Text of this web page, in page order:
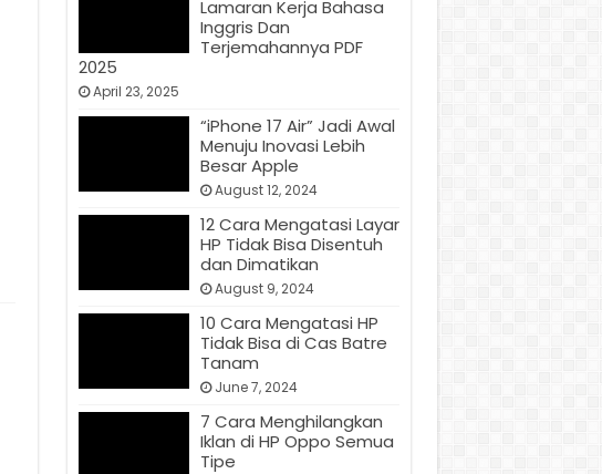
Lamaran Kerja Bahasa
Inggris Dan
Terjemahannya PDF
2025
April 23, 2025
“iPhone 17 Air” Jadi Awal
Menuju Inovasi Lebih
Besar Apple
August 12, 2024
12 Cara Mengatasi Layar
HP Tidak Bisa Disentuh
dan Dimatikan
August 9, 2024
10 Cara Mengatasi HP
Tidak Bisa di Cas Batre
Tanam
June 7, 2024
7 Cara Menghilangkan
Iklan di HP Oppo Semua
Tipe